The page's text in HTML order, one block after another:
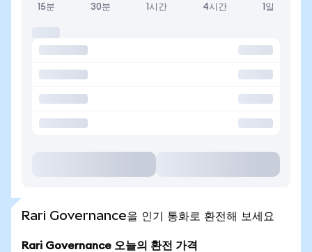
15분 30분 1시간 4시간 1일
Rari Governance을 인기 통화로 환전해 보세요
Rari Governance 오늘의 환전 가격